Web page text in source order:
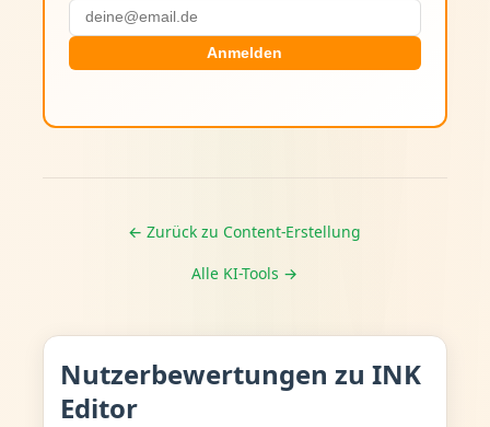
Anmelden
← Zurück zu Content-Erstellung
Alle KI-Tools →
Nutzerbewertungen zu INK
Editor